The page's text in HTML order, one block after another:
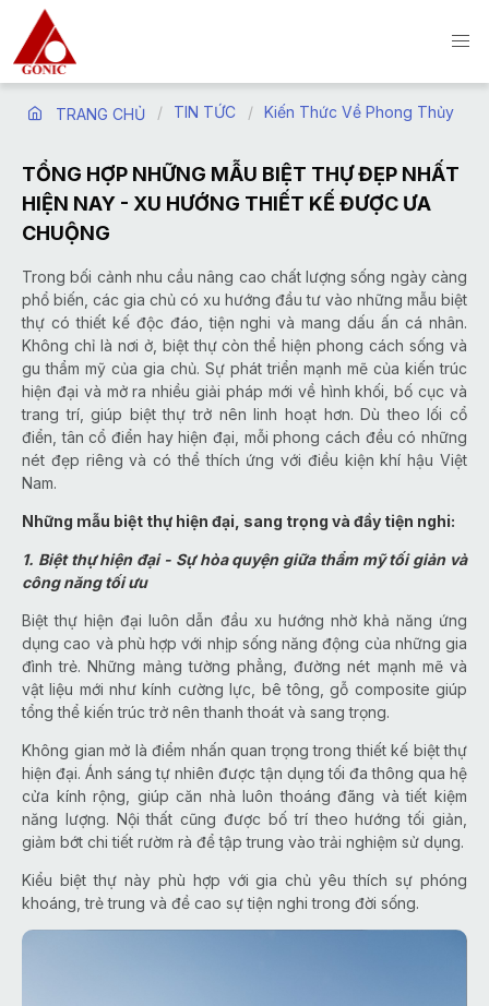
TRANG CHỦ TIN TỨC Kiến Thức Về Phong Thủy
TỔNG HỢP NHỮNG MẪU BIỆT THỰ ĐẸP NHẤT
HIỆN NAY - XU HƯỚNG THIẾT KẾ ĐƯỢC ƯA
CHUỘNG
Trong bối cảnh nhu cầu nâng cao chất lượng sống ngày càng
phổ biến, các gia chủ có xu hướng đầu tư vào những mẫu biệt
thự có thiết kế độc đáo, tiện nghi và mang dấu ấn cá nhân.
Không chỉ là nơi ở, biệt thự còn thể hiện phong cách sống và
gu thẩm mỹ của gia chủ. Sự phát triển mạnh mẽ của kiến trúc
hiện đại và mở ra nhiều giải pháp mới về hình khối, bố cục và
trang trí, giúp biệt thự trở nên linh hoạt hơn. Dù theo lối cổ
điển, tân cổ điển hay hiện đại, mỗi phong cách đều có những
nét đẹp riêng và có thể thích ứng với điều kiện khí hậu Việt
Nam.
Những mẫu biệt thự hiện đại, sang trọng và đầy tiện nghi:
1. Biệt thự hiện đại - Sự hòa quyện giữa thẩm mỹ tối giản và
công năng tối ưu
Biệt thự hiện đại luôn dẫn đầu xu hướng nhờ khả năng ứng
dụng cao và phù hợp với nhịp sống năng động của những gia
đình trẻ. Những mảng tường phẳng, đường nét mạnh mẽ và
vật liệu mới như kính cường lực, bê tông, gỗ composite giúp
tổng thể kiến trúc trở nên thanh thoát và sang trọng.
Không gian mở là điểm nhấn quan trọng trong thiết kế biệt thự
hiện đại. Ánh sáng tự nhiên được tận dụng tối đa thông qua hệ
cửa kính rộng, giúp căn nhà luôn thoáng đãng và tiết kiệm
năng lượng. Nội thất cũng được bố trí theo hướng tối giản,
giảm bớt chi tiết rườm rà để tập trung vào trải nghiệm sử dụng.
Kiểu biệt thự này phù hợp với gia chủ yêu thích sự phóng
khoáng, trẻ trung và đề cao sự tiện nghi trong đời sống.